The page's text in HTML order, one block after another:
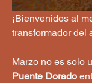
¡Bienvenidos al
transformador del
Puente Dorado